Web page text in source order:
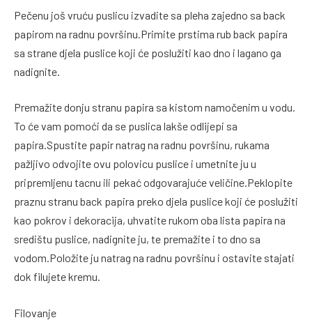
Pečenu još vruću puslicu izvadite sa pleha zajedno sa back
papirom na radnu površinu.Primite prstima rub back papira
sa strane djela puslice koji će poslužiti kao dno i lagano ga
nadignite.
Premažite donju stranu papira sa kistom namočenim u vodu.
To će vam pomoći da se puslica lakše odlijepi sa
papira.Spustite papir natrag na radnu površinu, rukama
pažljivo odvojite ovu polovicu puslice i umetnite ju u
pripremljenu tacnu ili pekać odgovarajuće veličine.Peklopite
praznu stranu back papira preko djela puslice koji će poslužiti
kao pokrov i dekoracija, uhvatite rukom oba lista papira na
središtu puslice, nadignite ju, te premažite i to dno sa
vodom.Položite ju natrag na radnu površinu i ostavite stajati
dok filujete kremu.
Filovanje